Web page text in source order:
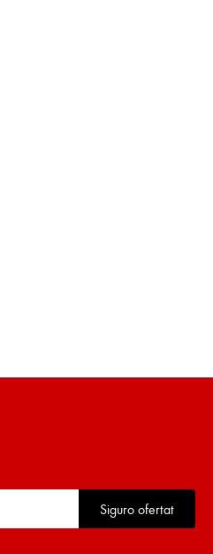
Siguro ofertat